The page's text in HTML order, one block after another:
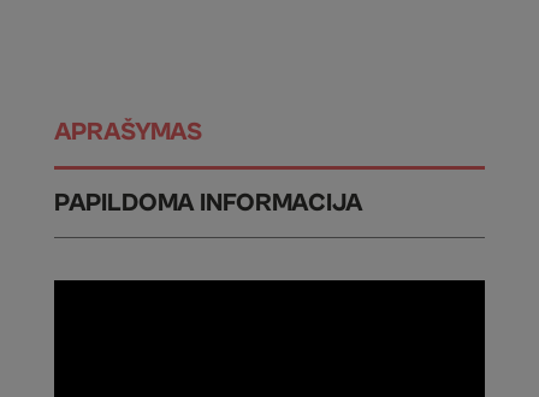
APRAŠYMAS
PAPILDOMA INFORMACIJA